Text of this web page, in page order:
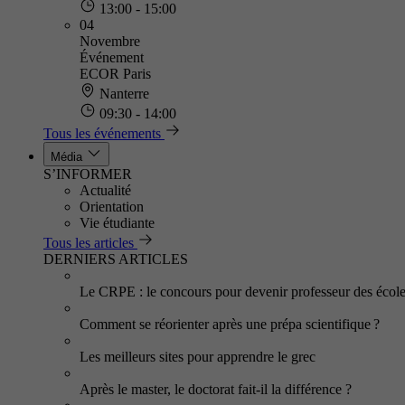
13:00 - 15:00
04
Novembre
Événement
ECOR Paris
Nanterre
09:30 - 14:00
Tous les événements
Média
S’INFORMER
Actualité
Orientation
Vie étudiante
Tous les articles
DERNIERS ARTICLES
Le CRPE : le concours pour devenir professeur des
Comment se réorienter après une prépa scientifique ?
Les meilleurs sites pour apprendre le grec
Après le master, le doctorat fait-il la différence ?